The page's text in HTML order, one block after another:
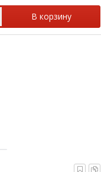
В корзину